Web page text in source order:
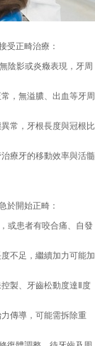
正畸治療：
陰影或炎癥表現，牙周
，無溢膿、出血等牙周
常，牙根長度與冠根比
療牙的移動效率與活髓
開始正畸：
或患者有咬合痛、自發
不足，繼續加力可能加
製、牙齒松動度達Ⅱ度
傳導，可能需拆除重